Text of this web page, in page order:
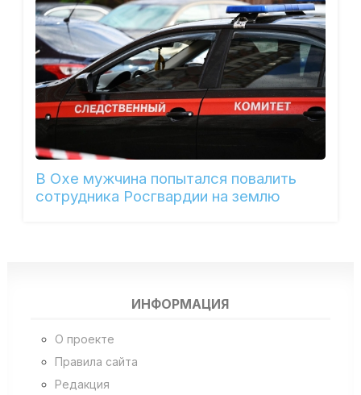
В Охе мужчина попытался повалить
сотрудника Росгвардии на землю
ИНФОРМАЦИЯ
О проекте
Правила сайта
Редакция